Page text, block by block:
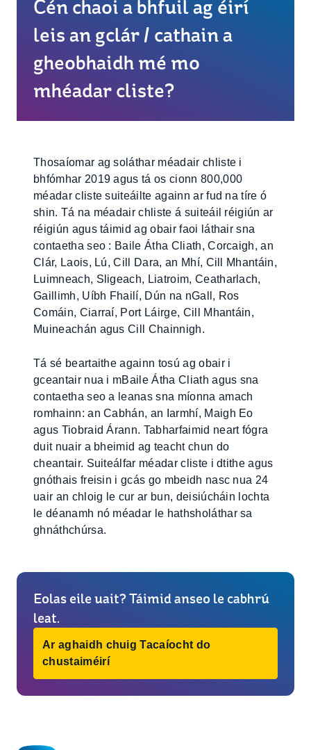
Cén chaoi a bhfuil ag éirí
leis an gclár / cathain a
gheobhaidh mé mo
mhéadar cliste?
Thosaíomar ag soláthar méadair chliste i
bhfómhar 2019 agus tá os cionn 800,000
méadar cliste suiteáilte againn ar fud na tíre ó
shin. Tá na méadair chliste á suiteáil réigiún ar
réigiún agus táimid ag obair faoi láthair sna
contaetha seo : Baile Átha Cliath, Corcaigh, an
Clár, Laois, Lú, Cill Dara, an Mhí, Cill Mhantáin,
Luimneach, Sligeach, Liatroim, Ceatharlach,
Gaillimh, Uíbh Fhailí, Dún na nGall, Ros
Comáin, Ciarraí, Port Láirge, Cill Mhantáin,
Muineachán agus Cill Chainnigh.
Tá sé beartaithe againn tosú ag obair i
gceantair nua i mBaile Átha Cliath agus sna
contaetha seo a leanas sna míonna amach
romhainn: an Cabhán, an Iarmhí, Maigh Eo
agus Tiobraid Árann. Tabharfaimid neart fógra
duit nuair a bheimid ag teacht chun do
cheantair. Suiteálfar méadar cliste i dtithe agus
gnóthais freisin i gcás go mbeidh nasc nua 24
uair an chloig le cur ar bun, deisiúcháin lochta
le déanamh nó méadar le hathsholáthar sa
ghnáthchúrsa.
Eolas eile uait? Táimid anseo le cabhrú
leat.
Ar aghaidh chuig Tacaíocht do
chustaiméirí